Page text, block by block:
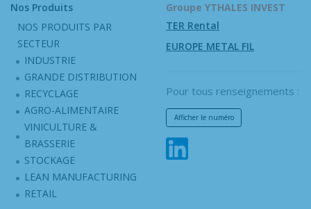
Nos Produits
NOS PRODUITS PAR
SECTEUR
INDUSTRIE
GRANDE DISTRIBUTION
RECYCLAGE
AGRO-ALIMENTAIRE
VINICULTURE &
BRASSERIE
STOCKAGE
LEAN MANUFACTURING
RETAIL
Groupe YTHALES INVEST
TER Rental
EUROPE METAL FIL
Pour tous renseignements :
Afficher le numéro